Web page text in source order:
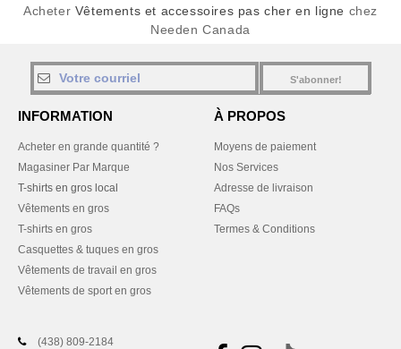
Acheter Vêtements et accessoires pas cher en ligne chez
Needen Canada
S'abonner!
INFORMATION
Acheter en grande quantité ?
Magasiner Par Marque
T-shirts en gros local
Vêtements en gros
T-shirts en gros
Casquettes & tuques en gros
Vêtements de travail en gros
Vêtements de sport en gros
À PROPOS
Moyens de paiement
Nos Services
Adresse de livraison
FAQs
Termes & Conditions
(438) 809-2184